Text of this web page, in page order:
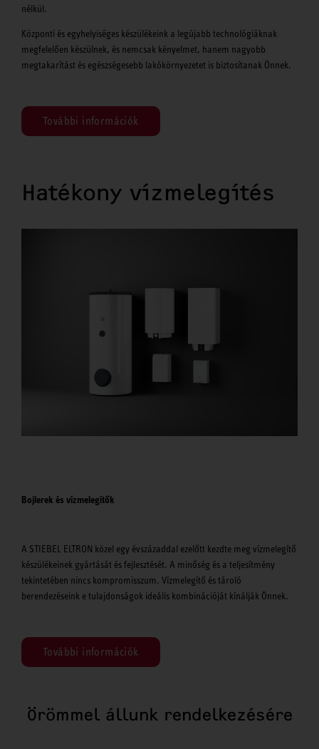
nélkül.
Központi és egyhelyiséges készülékeink a legújabb technológiáknak
megfelelően készülnek, és nemcsak kényelmet, hanem nagyobb
megtakarítást és egészségesebb lakókörnyezetet is biztosítanak Önnek.
További információk
Hatékony vízmelegítés
Bojlerek és vízmelegítők
A STIEBEL ELTRON közel egy évszázaddal ezelőtt kezdte meg vízmelegítő
készülékeinek gyártását és fejlesztését. A minőség és a teljesítmény
tekintetében nincs kompromisszum. Vízmelegítő és tároló
berendezéseink e tulajdonságok ideális kombinációját kínálják Önnek.
További információk
Örömmel állunk rendelkezésére